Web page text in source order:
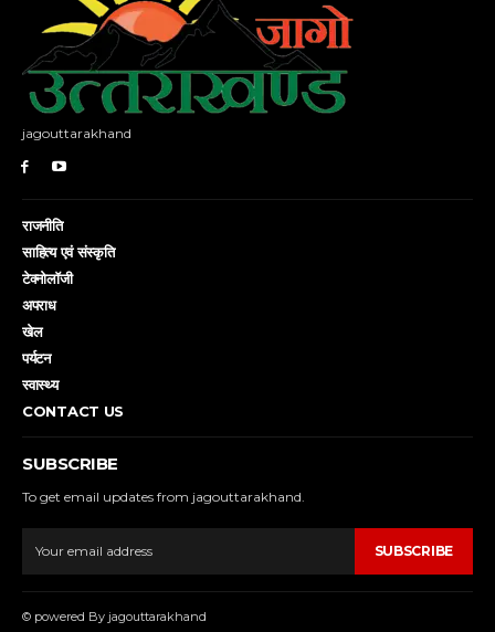
jagouttarakhand
राजनीति
साहित्य एवं संस्कृति
टेक्नोलॉजी
अपराध
खेल
पर्यटन
स्वास्थ्य
CONTACT US
SUBSCRIBE
To get email updates from jagouttarakhand.
SUBSCRIBE
© powered By jagouttarakhand